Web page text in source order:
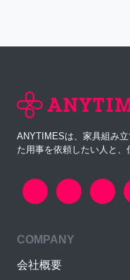
ANYTIMESは、家具組み
た用事を依頼したい人と、
COMPANY
会社概要